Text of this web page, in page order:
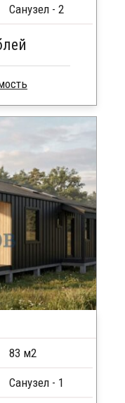
Санузел - 2
83 м2
Санузел - 1